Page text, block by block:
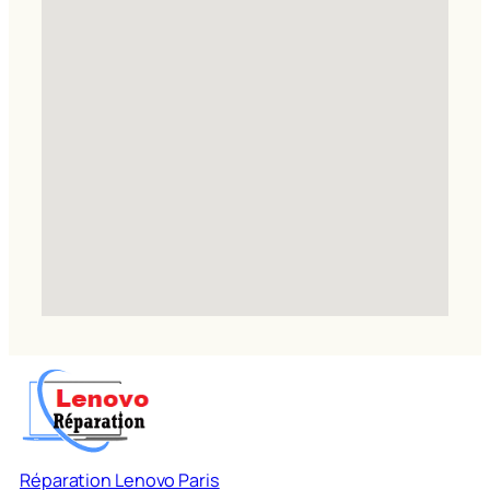
Réparation Lenovo Paris